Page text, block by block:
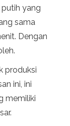
yang
sama
Dengan
produksi
ini, ini
memiliki